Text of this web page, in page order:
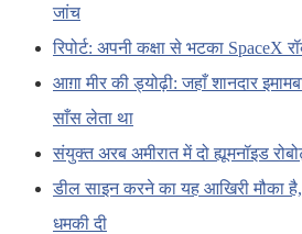
जांच
रिपोर्ट: अपनी कक्षा से भटका SpaceX
आग़ा मीर की ड्योढ़ी: जहाँ शानदार
साँस लेता था
संयुक्त अरब अमीरात में दो ह्यूमनॉइड
डील साइन करने का यह आखिरी मौका
धमकी दी